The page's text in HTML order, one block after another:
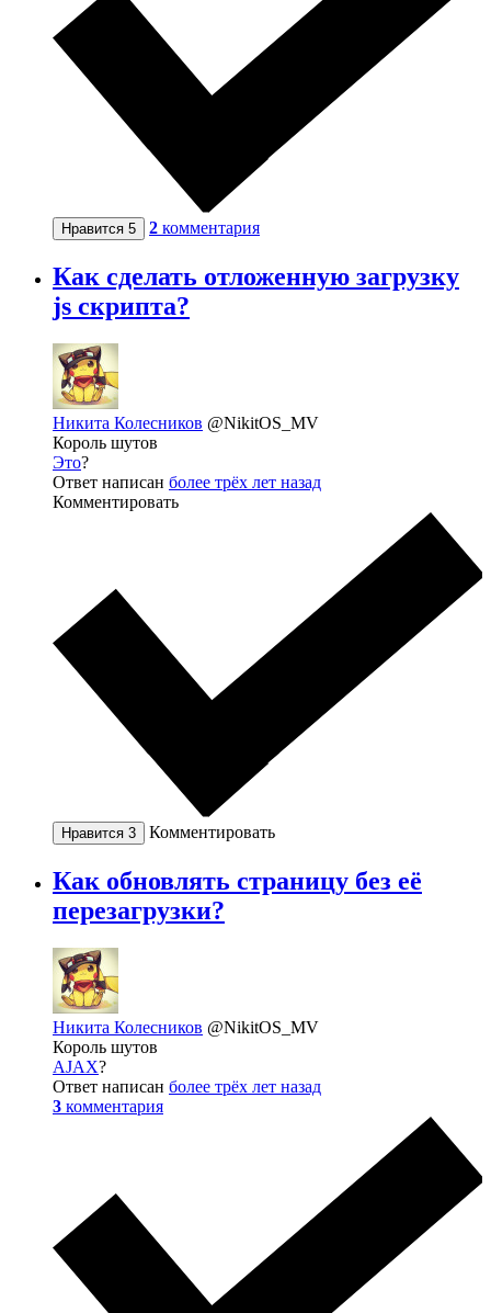
Нравится 5 2 комментария
Как сделать отложенную загрузку
js скрипта?
Никита Колесников @NikitOS_MV
Король шутов
Это?
Ответ написан более трёх лет назад
Комментировать
Нравится 3 Комментировать
Как обновлять страницу без её
перезагрузки?
Никита Колесников @NikitOS_MV
Король шутов
AJAX?
Ответ написан более трёх лет назад
3 комментария